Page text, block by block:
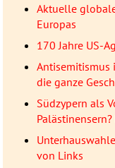
Aktuelle
Europas
170 Jahre US-
Antisemitismus
die ganze
Südzypern als
von Links